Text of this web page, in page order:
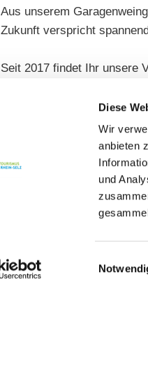
Diese
Wir
anbieten
und
Aus unserem
Zukunft verspricht
Seit 2017 findet Ihr unsere
Neben unseren eigenen
Olivenöl, Balsamessig,